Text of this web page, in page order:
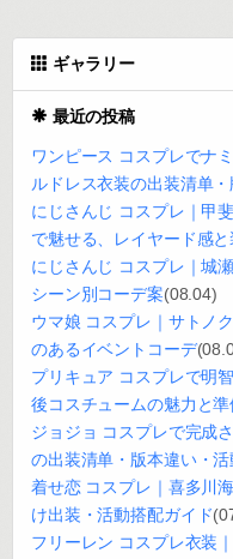
ギャラリー
最近の投稿
ワンピース コスプレでナ
ルドレス衣装の出装清单
にじさんじ コスプレ｜甲
で魅せる、レイヤード感
にじさんじ コスプレ｜城
シーン別コーデ案(08.04)
ウマ娘 コスプレ｜サトノ
のあるイベントコーデ
プリキュア コスプレで明
後コスチュームの魅力と準
ジョジョ コスプレで完成
の出装清单・版本違い・
着せ恋 コスプレ｜喜多川
け出装・活動搭配ガイド
フリーレン コスプレ衣装